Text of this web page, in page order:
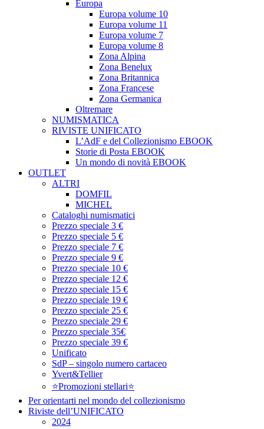
Europa
Europa volume 10
Europa volume 11
Europa volume 7
Europa volume 8
Zona Alpina
Zona Benelux
Zona Britannica
Zona Francese
Zona Germanica
Oltremare
NUMISMATICA
RIVISTE UNIFICATO
L’AdF e del Collezionismo EBOOK
Storie di Posta EBOOK
Un mondo di novità EBOOK
OUTLET
ALTRI
DOMFIL
MICHEL
Cataloghi numismatici
Prezzo speciale 3 €
Prezzo speciale 5 €
Prezzo speciale 7 €
Prezzo speciale 9 €
Prezzo speciale 10 €
Prezzo speciale 12 €
Prezzo speciale 15 €
Prezzo speciale 19 €
Prezzo speciale 25 €
Prezzo speciale 29 €
Prezzo speciale 35€
Prezzo speciale 39 €
Unificato
SdP – singolo numero cartaceo
Yvert&Tellier
⭐Promozioni stellari⭐
Per orientarti nel mondo del collezionismo
Riviste dell’UNIFICATO
2024